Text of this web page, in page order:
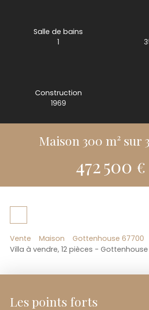
Salle de bains
1
Construction
1969
Maison 300 m² sur
472 500 €
Vente Maison
Gottenhouse 67700
Villa à vendre, 12 pièces -
Les points forts